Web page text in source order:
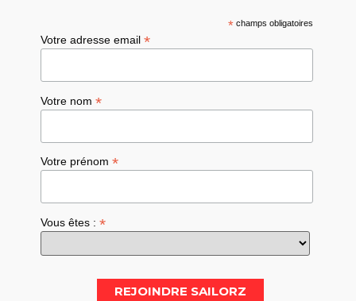
*champs obligatoires
Votre adresse email*
Votre nom*
Votre prénom*
Vous êtes :*